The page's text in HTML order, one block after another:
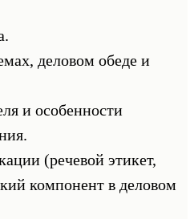
деловом обеде и
и особенности
(речевой этикет,
компонент в деловом